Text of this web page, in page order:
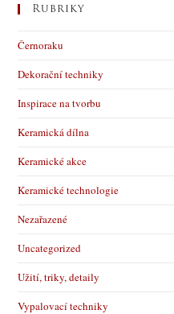
Rubriky
Černoraku
Dekorační techniky
Inspirace na tvorbu
Keramická dílna
Keramické akce
Keramické technologie
Nezařazené
Uncategorized
Užití, triky, detaily
Vypalovací techniky